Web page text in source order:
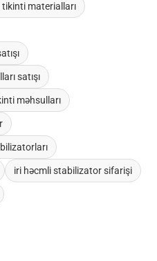
materialları
satışı
məhsulları
iri həcmli stabilizator sifarişi